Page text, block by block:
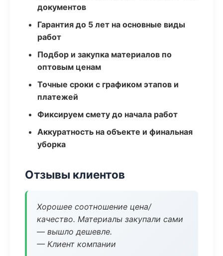
документов
Гарантия до 5 лет на основные виды
работ
Подбор и закупка материалов по
оптовым ценам
Точные сроки с графиком этапов и
платежей
Фиксируем смету до начала работ
Аккуратность на объекте и финальная
уборка
Отзывы клиентов
Хорошее соотношение цена/
качество. Материалы закупали сами
— вышло дешевле.
— Клиент компании